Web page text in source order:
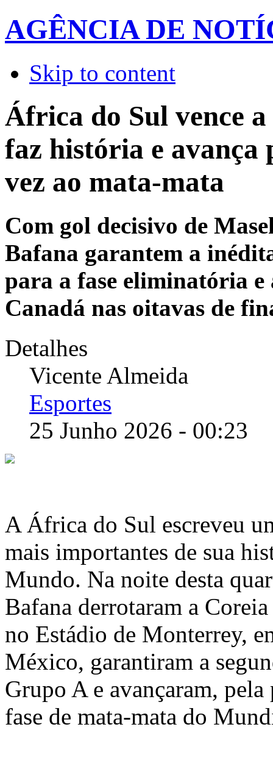
AGÊNCIA DE
Skip to content
África do Sul vence
faz história e avança
vez ao mata-mata
Com gol decisivo de
Bafana garantem a
para a fase eliminatória e
Canadá nas oitavas de
Detalhes
Vicente Almeida
Esportes
25 Junho 2026 - 00:23
A África do Sul escreveu
mais importantes de sua
Mundo. Na noite desta
Bafana derrotaram a
no Estádio de Monterrey,
México, garantiram a
Grupo A e avançaram,
fase de mata-mata do